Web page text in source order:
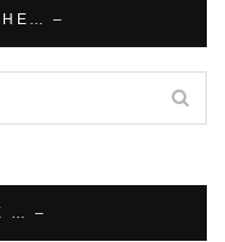
–
… –